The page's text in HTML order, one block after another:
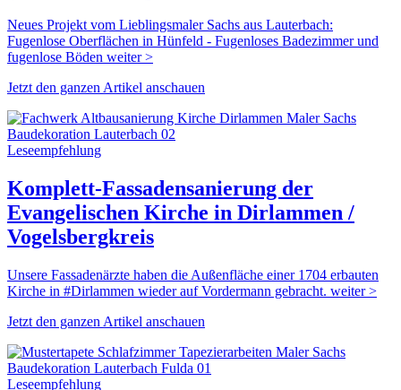
Neues Projekt vom Lieblingsmaler Sachs aus Lauterbach:
Fugenlose Oberflächen in Hünfeld - Fugenloses Badezimmer und
fugenlose Böden weiter >
Jetzt den ganzen Artikel anschauen
Leseempfehlung
Komplett-Fassadensanierung der
Evangelischen Kirche in Dirlammen /
Vogelsbergkreis
Unsere Fassadenärzte haben die Außenfläche einer 1704 erbauten
Kirche in #Dirlammen wieder auf Vordermann gebracht. weiter >
Jetzt den ganzen Artikel anschauen
Leseempfehlung